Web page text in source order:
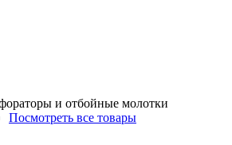
и отбойные молотки
Посмотреть все товары